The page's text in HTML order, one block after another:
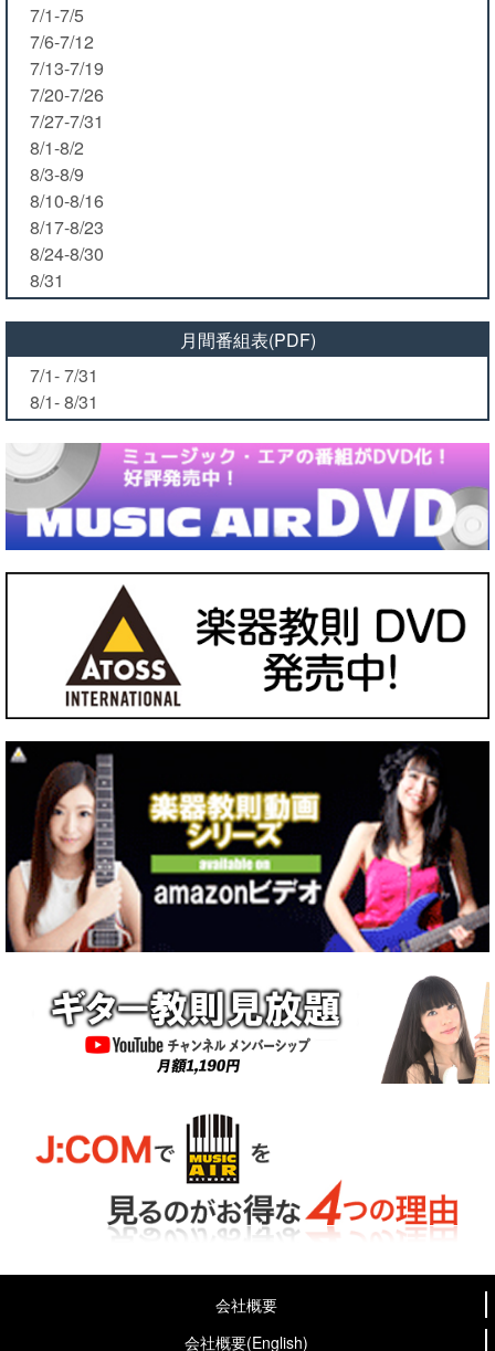
7/1-7/5
7/6-7/12
7/13-7/19
7/20-7/26
7/27-7/31
8/1-8/2
8/3-8/9
8/10-8/16
8/17-8/23
8/24-8/30
8/31
月間番組表(PDF)
7/1- 7/31
8/1- 8/31
会社概要
会社概要(English)